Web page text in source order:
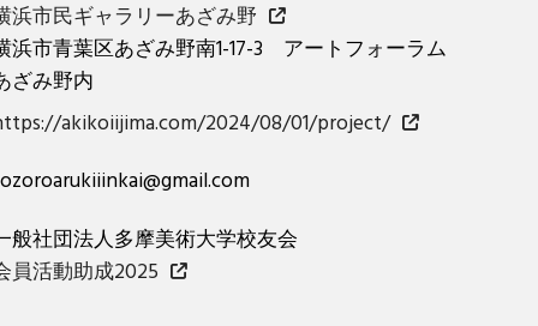
浜市民ギャラリーあざみ野
浜市青葉区あざみ野南1-17-3 アートフォーラム
ざみ野内
akikoiijima.com/2024/08/01/project/
般社団法人多摩美術大学校友会
員活動助成2025